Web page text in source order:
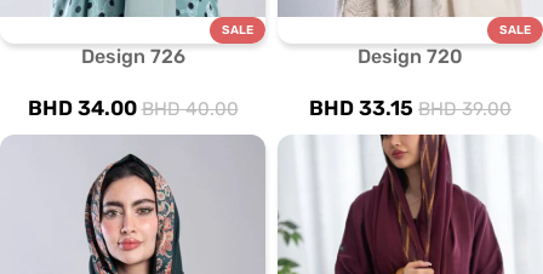
SALE
Design 720
BHD39.00
BHD 33.15
SALE
Design 726
BHD40.00
BHD34.00